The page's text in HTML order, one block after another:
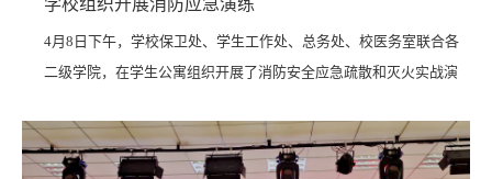
4月8日下午，学校保卫处、学生工作处、总务处、校医务室联合各
二级学院，在学生公寓组织开展了消防安全应急疏散和灭火实战演
指导，300余名学生参与。为确保本次演练顺利进行，保卫处提前一
周制定了演练方案，明确相关部门职责分工，细化疏散路线、人员